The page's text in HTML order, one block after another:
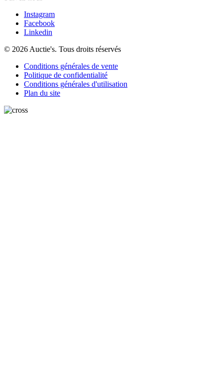
Instagram
Facebook
Linkedin
© 2026 Auctie's. Tous droits réservés
Conditions générales de vente
Politique de confidentialité
Conditions générales d'utilisation
Plan du site